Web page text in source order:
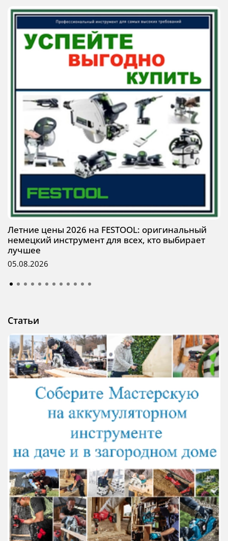
Летние цены 2026 на FESTOOL: оригинальный
немецкий инструмент для всех, кто выбирает
лучшее
05.08.2026
Статьи